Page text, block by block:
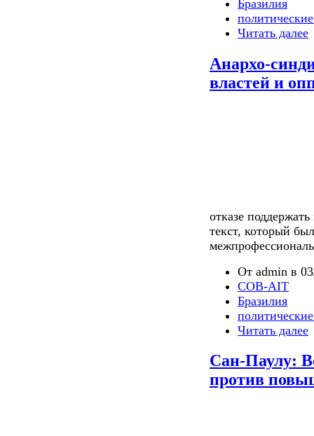
Бразилия
Читать далее
Анархо-
властей и
отказе
текст, который
От admin в
COB-AIT
Бразилия
Читать далее
Сан-Паулу:
против